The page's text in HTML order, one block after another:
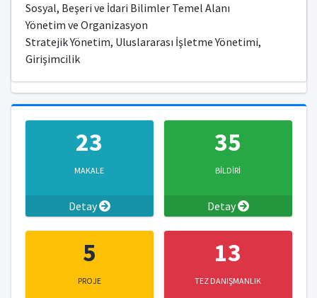
Sosyal, Beşeri ve İdari Bilimler Temel Alanı
Yönetim ve Organizasyon
Stratejik Yönetim, Uluslararası İşletme Yönetimi,
Girişimcilik
23
MAKALE
Detay
35
BİLDİRİ
Detay
5
PROJE
13
TEZ DANIŞMANLIK